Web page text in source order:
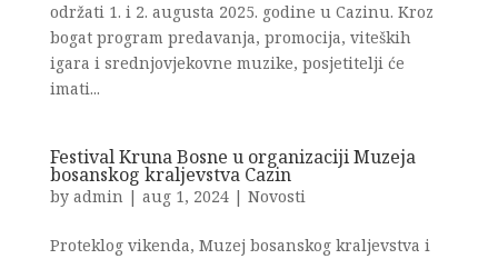
održati 1. i 2. augusta 2025. godine u Cazinu. Kroz
bogat program predavanja, promocija, viteških
igara i srednjovjekovne muzike, posjetitelji će
imati...
Festival Kruna Bosne u organizaciji Muzeja
bosanskog kraljevstva Cazin
by admin| aug 1, 2024| Novosti
Proteklog vikenda, Muzej bosanskog kraljevstva i